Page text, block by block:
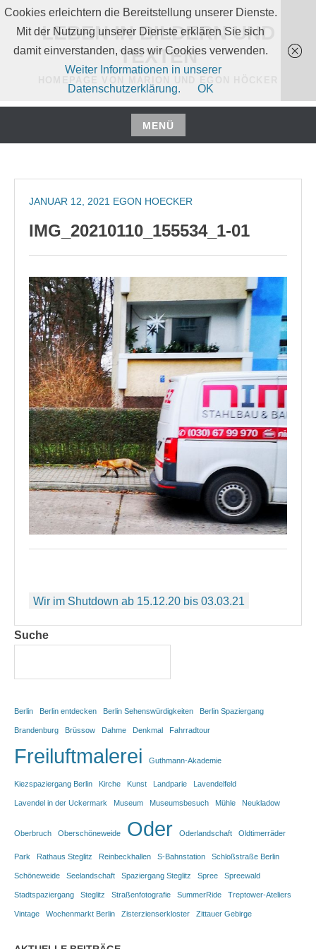
Zum
Inhalt
springen
LEBEN IN BILDERN UND
TEXTEN
MENÜ
Zum
springen
JANUAR 12, 2021 EGON HOECKER
IMG_20210110_155534_1-01
Beitragsnavigation
Wir im Shutdown ab 15.12.20 bis 03.03.21
Suche
Berlin Berlin entdecken Berlin Sehenswürdigkeiten Berlin Spaziergang
Brandenburg Brüssow Dahme Denkmal Fahrradtour
Freiluftmalerei Guthmann-Akademie
Kiezspaziergang Berlin Kirche Kunst Landparie Lavendelfeld
Lavendel in der Uckermark Museum Museumsbesuch Mühle Neukladow
Oberbruch Oberschöneweide Oder Oderlandschaft Oldtimerräder
Park Rathaus Steglitz Reinbeckhallen S-Bahnstation Schloßstraße Berlin
Schöneweide Seelandschaft Spaziergang Steglitz Spree Spreewald
Stadtspaziergang Steglitz Straßenfotografie SummerRide Treptower-Ateliers
Vintage Wochenmarkt Berlin Zisterzienserkloster Zittauer Gebirge
Cookies erleichtern die Bereitstellung unserer Dienste.
Mit der Nutzung unserer Dienste erklären Sie sich
damit einverstanden, dass wir Cookies verwenden.
Weiter Informationen in unserer
Datenschutzerklärung.
OK